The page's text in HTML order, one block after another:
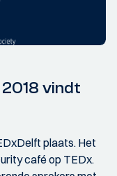
vindt
plaats. Het
café op TEDx.